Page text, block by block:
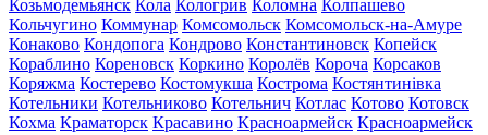
Козьмодемьянск Кола Кологрив Коломна Колпашево
Кольчугино Коммунар Комсомольск Комсомольск-на-Амуре
Конаково Кондопога Кондрово Константиновск Копейск
Кораблино Кореновск Коркино Королёв Короча Корсаков
Коряжма Костерево Костомукша Кострома Костянтинівка
Котельники Котельниково Котельнич Котлас Котово Котовск
Кохма Краматорск Красавино Красноармейск Красноармейск